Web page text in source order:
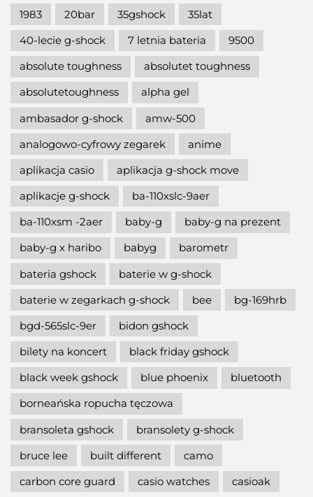
1983 20bar 35gshock
35lat
40-lecie g-shock
7 letnia bateria
9500
absolute toughness
absolutet toughness
absolutetoughness
alpha gel
ambasador g-shock
amw-500
analogowo-cyfrowy zegarek
anime
aplikacja casio
aplikacja g-shock move
aplikacje g-shock
ba-110xslc-9aer
ba-110xsm -2aer
baby-g
baby-g na prezent
baby-g x haribo
babyg
barometr
bateria gshock
baterie w g-shock
baterie w zegarkach g-shock
bee
bg-169hrb
bgd-565slc-9er
bidon gshock
bilety na koncert
black friday gshock
black week gshock
blue phoenix
bluetooth
borneańska ropucha tęczowa
bransoleta gshock
bransolety g-shock
bruce lee
built different
camo
carbon core guard
casio watches
casioak